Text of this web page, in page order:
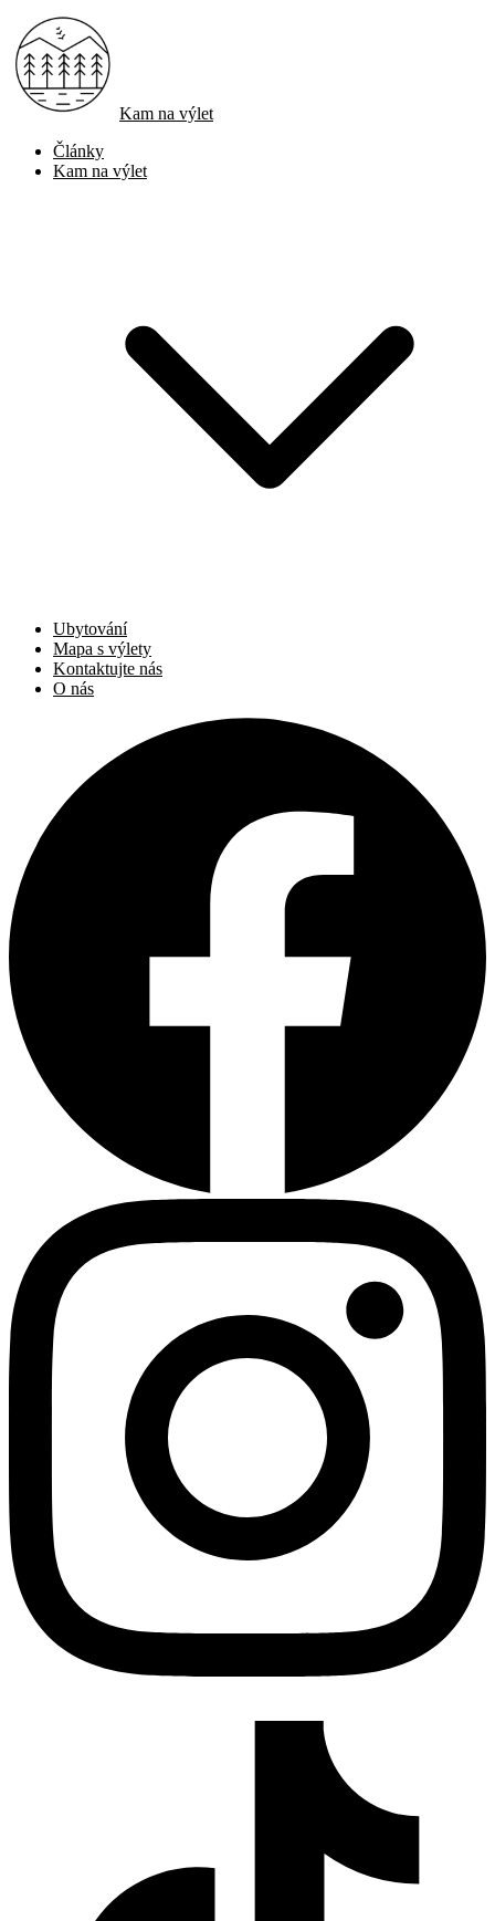
Kam na výlet
Články
Kam na výlet
Ubytování
Mapa s výlety
Kontaktujte nás
O nás